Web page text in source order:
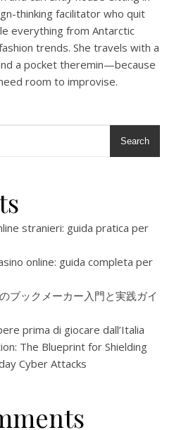
thinking facilitator who quit
everything from Antarctic
trends. She travels with a
a pocket theremin—because
room to improvise.
Search
stranieri: guida pratica per
online: guida completa per
ブックメーカー入門と実践ガイ
prima di giocare dall’Italia
The Blueprint for Shielding
Cyber Attacks